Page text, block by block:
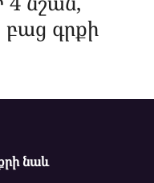
գրքի
նաև